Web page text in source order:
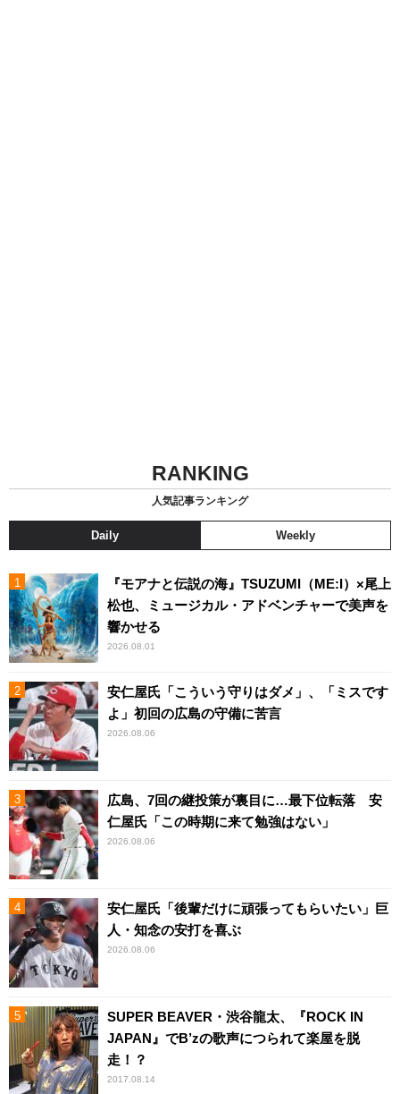
RANKING
人気記事ランキング
Daily Weekly
『モアナと伝説の海』TSUZUMI（ME:I）×尾上
松也、ミュージカル・アドベンチャーで美声を
響かせる
2026.08.01
安仁屋氏「こういう守りはダメ」、「ミスです
よ」初回の広島の守備に苦言
2026.08.06
広島、7回の継投策が裏目に…最下位転落 安
仁屋氏「この時期に来て勉強はない」
2026.08.06
安仁屋氏「後輩だけに頑張ってもらいたい」巨
人・知念の安打を喜ぶ
2026.08.06
SUPER BEAVER・渋谷龍太、『ROCK IN
JAPAN』でB’zの歌声につられて楽屋を脱
走！？
2017.08.14